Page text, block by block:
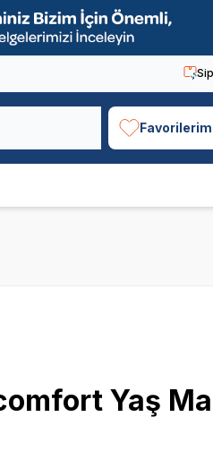
Favorilerim
Yaş